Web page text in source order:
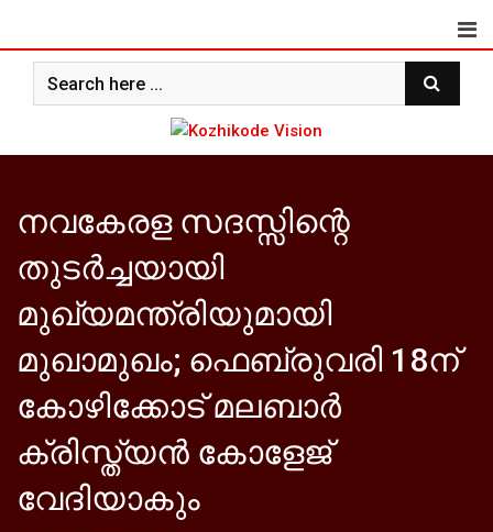
content
നവകേരള സദസ്സിന്റെ
തുടര്‍ച്ചയായി
മുഖ്യമന്ത്രിയുമായി
മുഖാമുഖം; ഫെബ്രുവരി 18ന്
കോഴിക്കോട് മലബാര്‍
ക്രിസ്ത്യന്‍ കോളേജ്
വേദിയാകും